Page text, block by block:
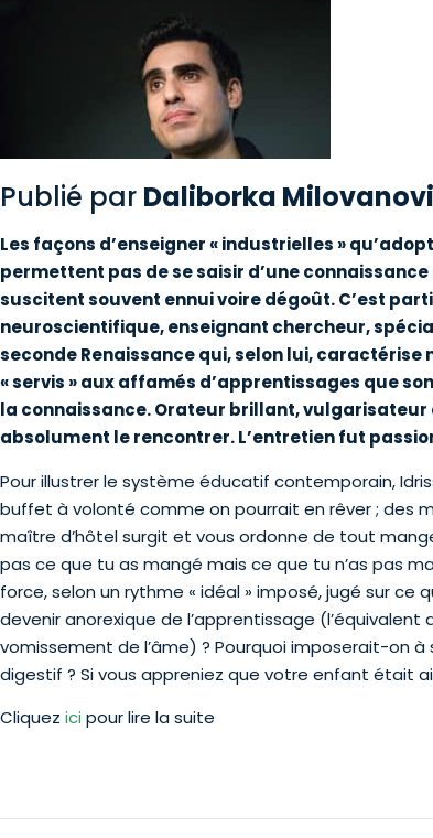
Publié par Daliborka
Les façons d’enseigner « industrielles »
permettent pas de se saisir d’une
suscitent souvent ennui voire dégoût. C’est
neuroscientifique, enseignant chercheur,
seconde Renaissance qui, selon lui,
« servis » aux affamés d’apprentissages que
la connaissance. Orateur brillant,
absolument le rencontrer. L’entretien fut
Pour illustrer le système éducatif contemporain,
buffet à volonté comme on pourrait en rêver ; des
maître d’hôtel surgit et vous ordonne de tout
pas ce que tu as mangé mais ce que tu n’as pas
force, selon un rythme « idéal » imposé, jugé sur
devenir anorexique de l’apprentissage (l’équivalent
vomissement de l’âme) ? Pourquoi imposerait-on à
digestif ? Si vous appreniez que votre enfant était
Cliquez ici pour lire la suite